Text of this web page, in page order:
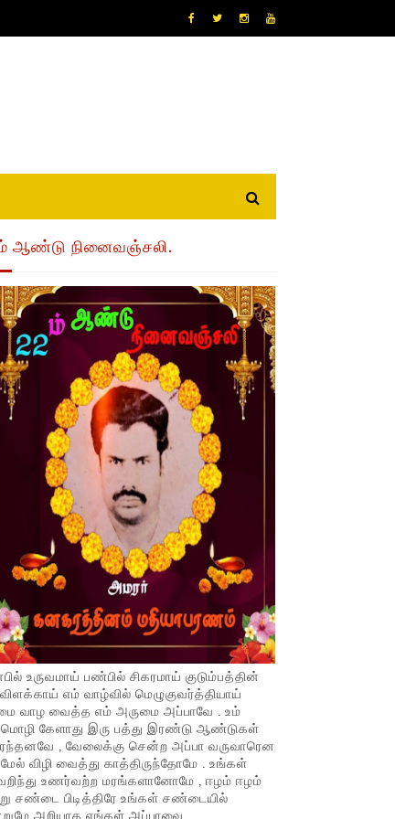
ஆண்டு நினைவஞ்சலி.
உருவமாய் பண்பில் சிகரமாய் குடும்பத்தின்
எம் வாழ்வில் மெழுகுவர்த்தியாய்
வாழ வைத்த எம் அருமை அப்பாவே . உம்
கேளாது இரு பத்து இரண்டு ஆண்டுகள்
, வேலைக்கு சென்ற அப்பா வருவாரென
விழி வைத்து காத்திருந்தோமே . உங்கள்
உணர்வற்ற மரங்களானோமே , ஈழம் ஈழம்
சண்டை பிடித்திரே உங்கள் சண்டையில்
அறியாத எங்கள் அப்பாவை